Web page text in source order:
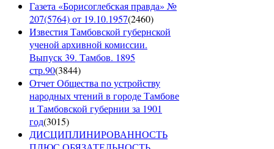
Газета «Борисоглебская правда» №
207(5764) от 19.10.1957(2460)
Известия Тамбовской губернской
ученой архивной комиссии.
Выпуск 39. Тамбов. 1895
стр.90(3844)
Отчет Общества по устройству
народных чтений в городе Тамбове
и Тамбовской губернии за 1901
год(3015)
ДИСЦИПЛИНИРОВАННОСТЬ